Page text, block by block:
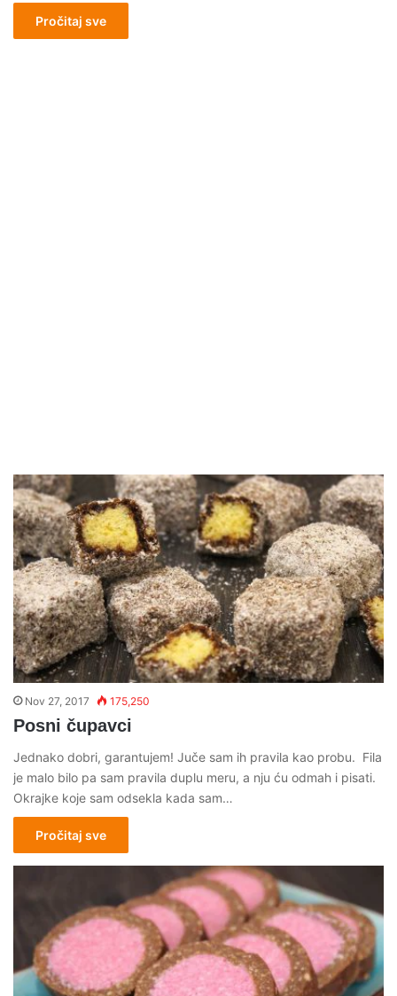
Pročitaj sve
Nov 27, 2017 175,250
Posni čupavci
Jednako dobri, garantujem! Juče sam ih pravila kao probu. Fila
je malo bilo pa sam pravila duplu meru, a nju ću odmah i pisati.
Okrajke koje sam odsekla kada sam…
Pročitaj sve